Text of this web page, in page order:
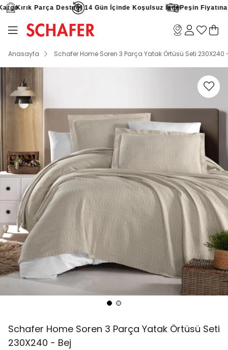
Kırık Parça Desteği 14 Gün İçinde Koşulsuz İadePeşin Fiyatına 9
Anasayfa Schafer Home Soren 3 Parça Yatak Örtüsü Seti 230X240
Schafer Home Soren 3 Parça Yatak Örtüsü Seti
230X240 - Bej